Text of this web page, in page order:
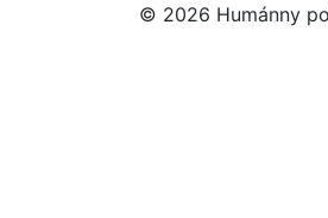
© 2026 Humánny